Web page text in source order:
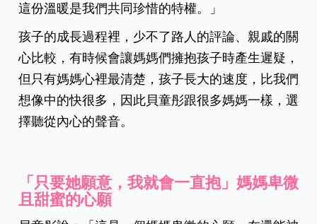
這份溫暖是我們共同珍惜的特權。」
孩子的成長過程裡，少不了路人的評論、親戚的關
心比較，有時候會讓媽媽們擁抱孩子時產生遲疑，
但只有媽媽心裡最清楚，孩子長大的速度，比我們
想像中的快很多，因此貝童彤跟很多媽媽一樣，選
擇聽從內心的聲音。
「只要她願意，我就會一直抱」媽媽卑微
且甜蜜的心願